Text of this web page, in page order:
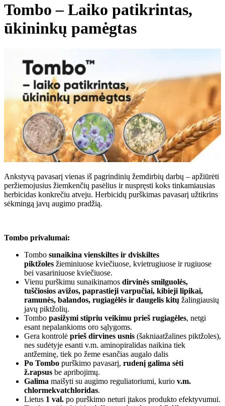
Tombo – Laiko patikrintas,
ūkininkų pamėgtas
Ankstyvą pavasarį vienas iš pagrindinių žemdirbių darbų – apžiūrėti
peržiemojusius žiemkenčių pasėlius ir nuspręsti koks tinkamiausias
herbicidas konkrečiu atveju. Herbicidų purškimas pavasarį užtikrins
sėkmingą javų augimo pradžią.
Tombo privalumai:
Tombo sunaikina vienskiltes ir dviskiltes
piktžoles žieminiuose kviečiuose, kvietrugiuose ir rugiuose
bei vasariniuose kviečiuose.
Vienu purškimu sunaikinamos dirvinės smilguolės,
tuščiosios avižos, paprastieji varpučiai, kibieji lipikai,
ramunės, balandos, rugiagėlės ir daugelis kitų žalingiausių
javų piktžolių.
Tombo pasižymi stipriu veikimu prieš rugiagėles, netgi
esant nepalankioms oro sąlygoms.
Gera kontrolė prieš dirvines usnis (šakniaatžalines piktžoles),
nes sudėtyje esanti v.m. aminopiralidas naikina tiek
antžeminę, tiek po žeme esančias augalo dalis
Po Tombo purškimo pavasarį, rudenį galima sėti
ž.rapsus be apribojimų.
Galima maišyti su augimo reguliatoriumi, kurio v.m.
chlormekvatchloridas.
Lietus 1 val. po purškimo neturi įtakos produkto efektyvumui.